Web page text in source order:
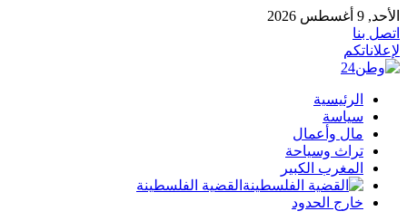
الأحد, 9 أغسطس 2026
اتصل بنا
لإعلاناتكم
الرئيسية
سياسة
مال وأعمال
تراث وسياحة
المغرب الكبير
القضية الفلسطينة
خارج الحدود